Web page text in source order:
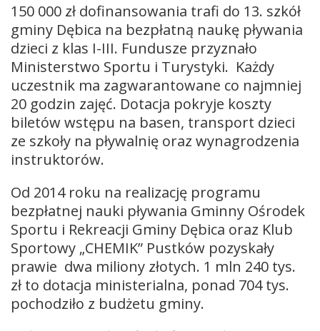
150 000 zł dofinansowania trafi do 13. szkół
gminy Dębica na bezpłatną naukę pływania
dzieci z klas I-III. Fundusze przyznało
Ministerstwo Sportu i Turystyki. Każdy
uczestnik ma zagwarantowane co najmniej
20 godzin zajęć. Dotacja pokryje koszty
biletów wstępu na basen, transport dzieci
ze szkoły na pływalnię oraz wynagrodzenia
instruktorów.
Od 2014 roku na realizację programu
bezpłatnej nauki pływania Gminny Ośrodek
Sportu i Rekreacji Gminy Dębica oraz Klub
Sportowy „CHEMIK” Pustków pozyskały
prawie dwa miliony złotych. 1 mln 240 tys.
zł to dotacja ministerialna, ponad 704 tys.
pochodziło z budżetu gminy.